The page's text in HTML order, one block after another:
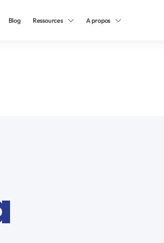
Blog Ressources A propos